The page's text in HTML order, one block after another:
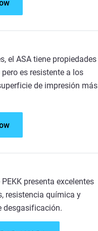
el ASA tiene propiedades
es resistente a los
de impresión más
presenta excelentes
resistencia química y
desgasificación.